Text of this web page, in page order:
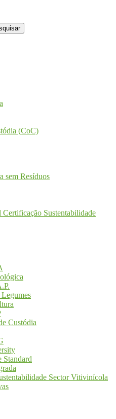
(CoC)
sem Resíduos
Sustentabilidade
Legumes
Custódia
Sector Vitivinícola